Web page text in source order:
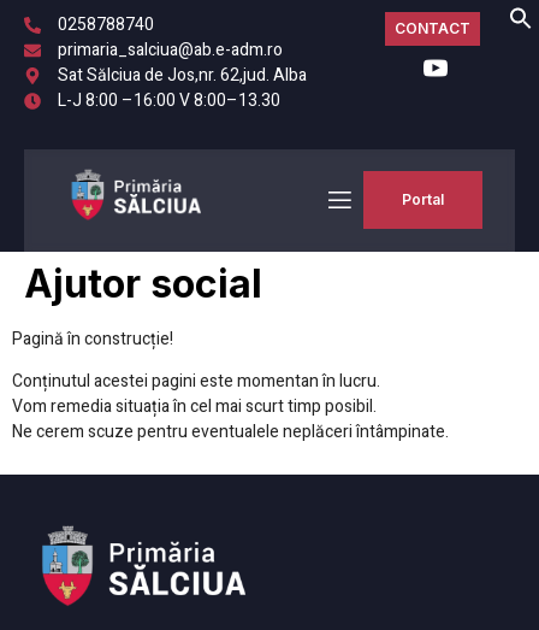
0258788740
primaria_salciua@ab.e-adm.ro
Sat Sălciua de Jos,nr. 62,jud. Alba
L-J 8:00 –16:00 V 8:00–13.30
CONTACT
Portal
Ajutor social
Pagină în construcție!
Conținutul acestei pagini este momentan în lucru.
Vom remedia situația în cel mai scurt timp posibil.
Ne cerem scuze pentru eventualele neplăceri întâmpinate.